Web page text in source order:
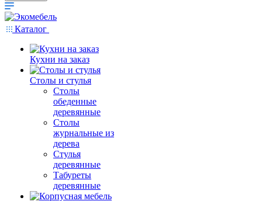
Каталог
Кухни на заказ
Столы и стулья
Столы
обеденные
деревянные
Столы
журнальные из
дерева
Стулья
деревянные
Табуреты
деревянные